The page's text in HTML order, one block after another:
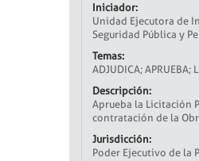
Iniciador:
Unidad Ejecutora de
Seguridad Pública y
Temas:
ADJUDICA; APRUEBA;
Descripción:
Aprueba la Licitación
contratación de la
Jurisdicción:
Poder Ejecutivo de la